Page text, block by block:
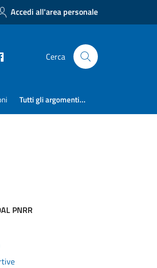
Accedi all'area personale
Cerca
Tutti gli argomenti...
PNRR